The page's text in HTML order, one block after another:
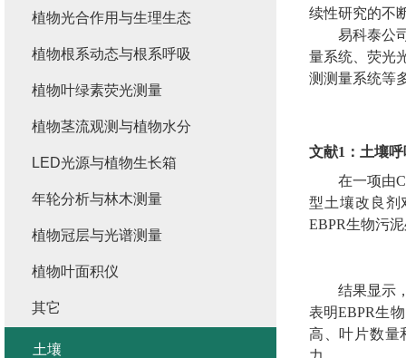
续性研究的不
易科泰公
量系统 、荧光
测测量系统等
文献1 ： 土壤
在一项由
型土壤改良剂
EBPR生物污
结果显示
表明EBPR生
高、叶片数量
植物光合作用与生理生态
植物根系动态与根系呼吸
植物叶绿素荧光测量
植物茎流观测与植物水分
LED光源与植物生长箱
年轮分析与林木测量
植物冠层与光谱测量
植物叶面积仪
其它
土壤